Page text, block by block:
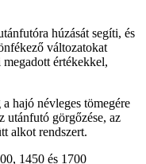
húzását segíti, és
változatokat
értékekkel,
hajó névleges tömegére
utánfutó görgőzése, az
alkot rendszert.
1450 és 1700